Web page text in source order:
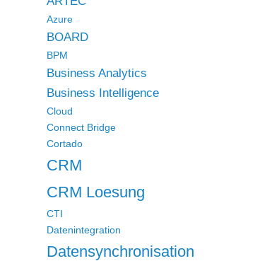
Azure
BOARD
BPM
Business Analytics
Business Intelligence
Cloud
Connect Bridge
Cortado
CRM
CRM Loesung
CTI
Datenintegration
Datensynchronisation